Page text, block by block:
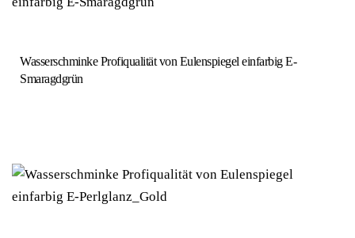
Wasserschminke Profiqualität von Eulenspiegel einfarbig E-
Smaragdgrün